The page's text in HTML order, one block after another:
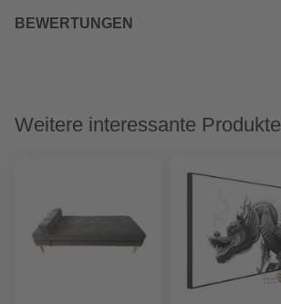
BEWERTUNGEN
Weitere interessante Produkte